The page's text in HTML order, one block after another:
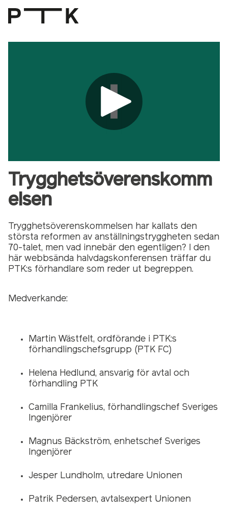
Trygghetsöverenskomm
elsen
Trygghetsöverenskommelsen har kallats den
största reformen av anställningstryggheten sedan
70-talet, men vad innebär den egentligen? I den
här webbsända halvdagskonferensen träffar du
PTK:s förhandlare som reder ut begreppen.
Medverkande:
Martin Wästfelt, ordförande i PTK:s
förhandlingschefsgrupp (PTK FC)
Helena Hedlund, ansvarig för avtal och
förhandling PTK
Camilla Frankelius, förhandlingschef Sveriges
Ingenjörer
Magnus Bäckström, enhetschef Sveriges
Ingenjörer
Jesper Lundholm, utredare Unionen
Patrik Pedersen, avtalsexpert Unionen